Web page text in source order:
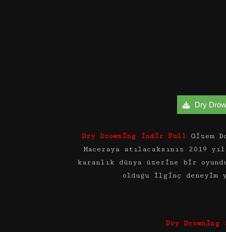
Dry
Dry Drowning İndir Full
Gizem
Maceraya atılacaksınız 2019
karanlık dünya üzerine bir
olduğu ilginç deneyim
Dry